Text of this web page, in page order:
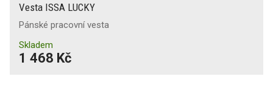
Vesta ISSA LUCKY
Pánské pracovní vesta
Skladem
1 468 Kč